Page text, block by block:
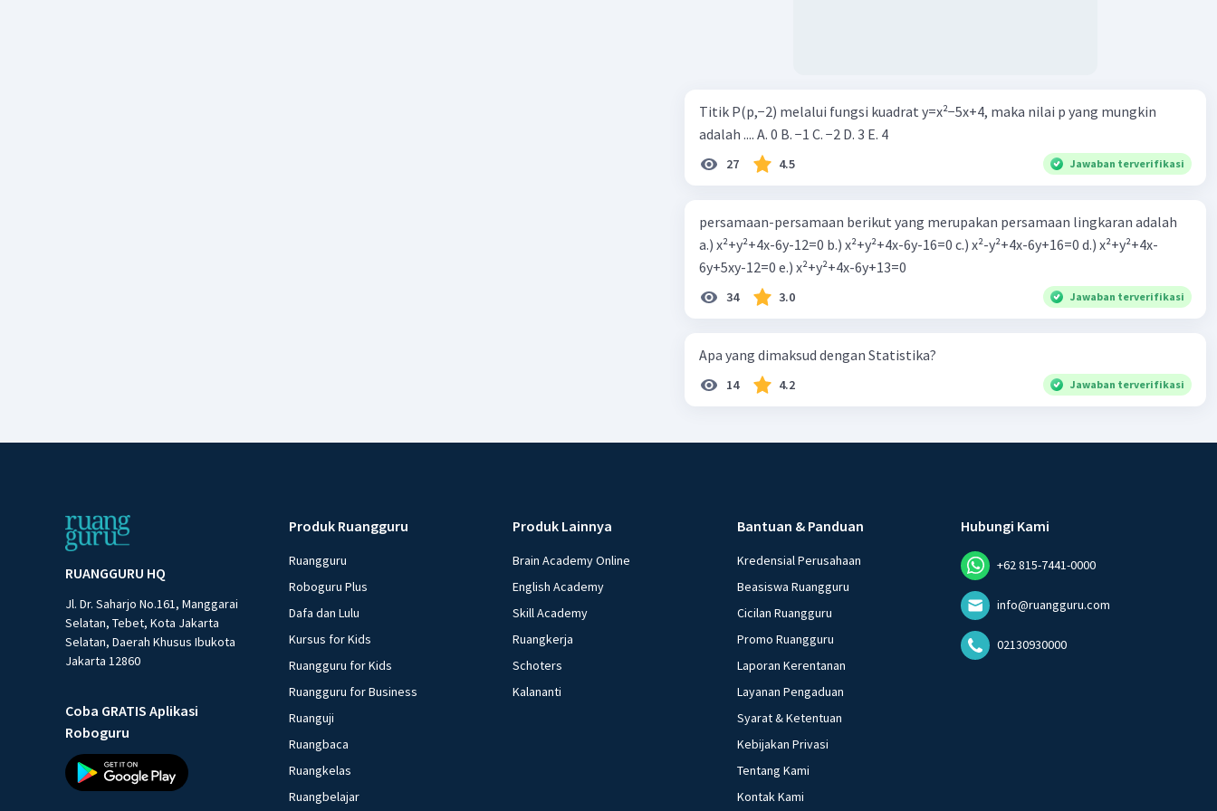
Titik P(p,−2) melalui fungsi kuadrat y=x²−5x+4, maka nilai p yang mungkin
adalah .... A. 0 B. −1 C. −2 D. 3 E. 4
27 4.5 Jawaban terverifikasi
persamaan-persamaan berikut yang merupakan persamaan lingkaran adalah
a.) x²+y²+4x-6y-12=0 b.) x²+y²+4x-6y-16=0 c.) x²-y²+4x-6y+16=0 d.) x²+y²+4x-
6y+5xy-12=0 e.) x²+y²+4x-6y+13=0
34 3.0 Jawaban terverifikasi
Apa yang dimaksud dengan Statistika?
14 4.2 Jawaban terverifikasi
RUANGGURU HQ
Jl. Dr. Saharjo No.161, Manggarai
Selatan, Tebet, Kota Jakarta
Selatan, Daerah Khusus Ibukota
Jakarta 12860
Coba GRATIS Aplikasi
Roboguru
Produk Ruangguru
Ruangguru
Roboguru Plus
Dafa dan Lulu
Kursus for Kids
Ruangguru for Kids
Ruangguru for Business
Ruanguji
Ruangbaca
Ruangkelas
Ruangbelajar
Produk Lainnya
Brain Academy Online
English Academy
Skill Academy
Ruangkerja
Schoters
Kalananti
Bantuan & Panduan
Kredensial Perusahaan
Beasiswa Ruangguru
Cicilan Ruangguru
Promo Ruangguru
Laporan Kerentanan
Layanan Pengaduan
Syarat & Ketentuan
Kebijakan Privasi
Tentang Kami
Kontak Kami
Hubungi Kami
+62 815-7441-0000
info@ruangguru.com
02130930000